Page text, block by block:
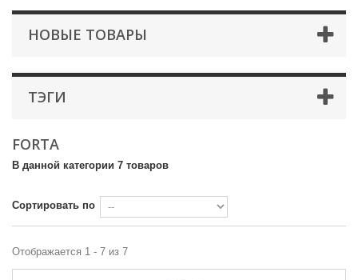
НОВЫЕ ТОВАРЫ
ТЭГИ
FORTA
В данной категории 7 товаров
Сортировать по
Отображается 1 - 7 из 7